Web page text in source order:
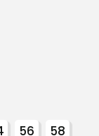
56
58